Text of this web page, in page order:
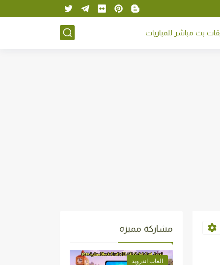
بث مباشر للمباريات
مشاركة مميزة
العاب اندرويد